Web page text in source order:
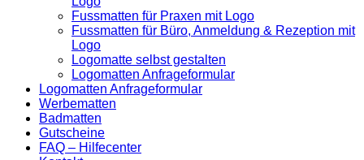
Fussmatten für Praxen mit Logo
Fussmatten für Büro, Anmeldung & Rezeption mit
Logo
Logomatte selbst gestalten
Logomatten Anfrageformular
Logomatten Anfrageformular
Werbematten
Badmatten
Gutscheine
FAQ – Hilfecenter